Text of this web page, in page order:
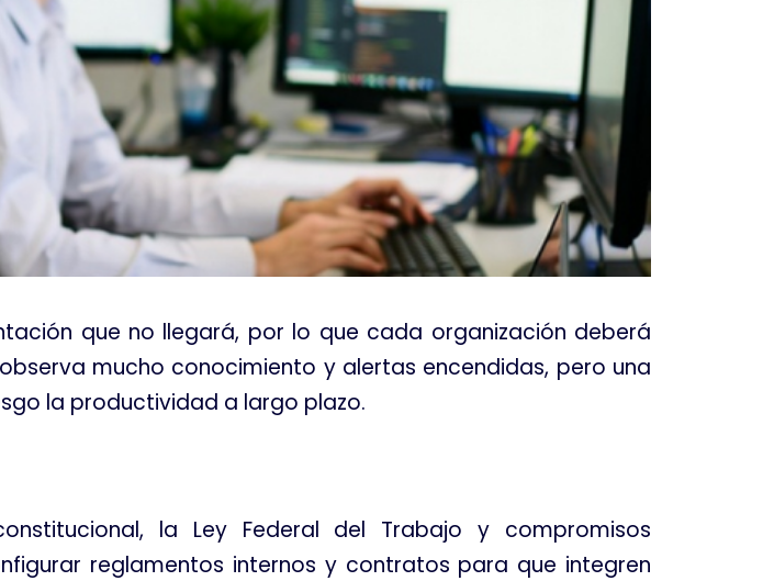
que no llegará, por lo que cada organización deberá
mucho conocimiento y alertas encendidas, pero una
la productividad a largo plazo.
la Ley Federal del Trabajo y compromisos
reglamentos internos y contratos para que integren